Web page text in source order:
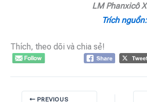
LM Phanxicô
Trích
Thích, theo dõi và chia sẻ!
PREVIOUS